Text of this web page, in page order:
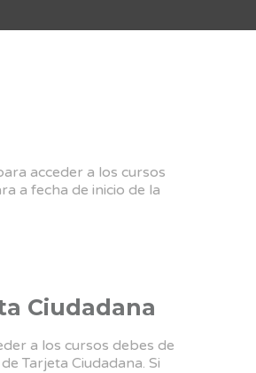
acceder a los cursos
a fecha de inicio de la
Ciudadana
a los cursos debes de
Tarjeta Ciudadana. Si